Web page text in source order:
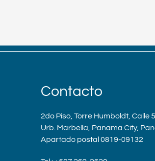
Contacto
2do Piso, Torre Humboldt, Calle
Urb. Marbella, Panama City,
Apartado postal 0819-09132